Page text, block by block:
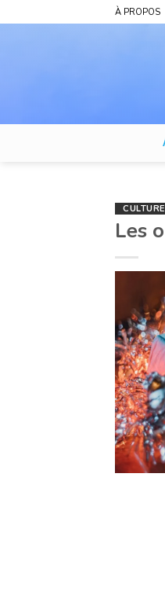
to
À PROPOS
CULTURE
Les